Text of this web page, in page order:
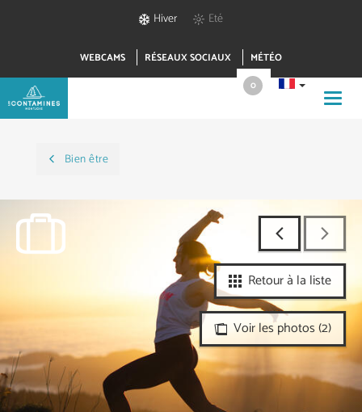
Hiver Eté
WEBCAMS RÉSEAUX SOCIAUX MÉTÉO
0
Bien être
Voir les photos (2)
Retour à la liste